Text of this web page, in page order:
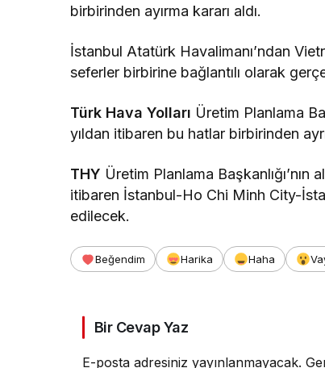
birbirinden ayırma kararı aldı.
İstanbul Atatürk Havalimanı’ndan
seferler birbirine bağlantılı olarak
Türk Hava Yolları Üretim Planlama
yıldan itibaren bu hatlar birbirinden
THY Üretim Planlama Başkanlığı’nın
itibaren İstanbul-Ho Chi Minh City-
edilecek.
Beğendim Harika Haha
Bir Cevap Yaz
E-posta adresiniz yayınlanmayacak.